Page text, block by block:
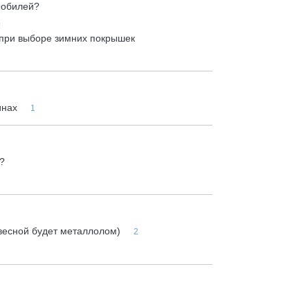
выборе зимних покрышек
1
будет металлолом)
2